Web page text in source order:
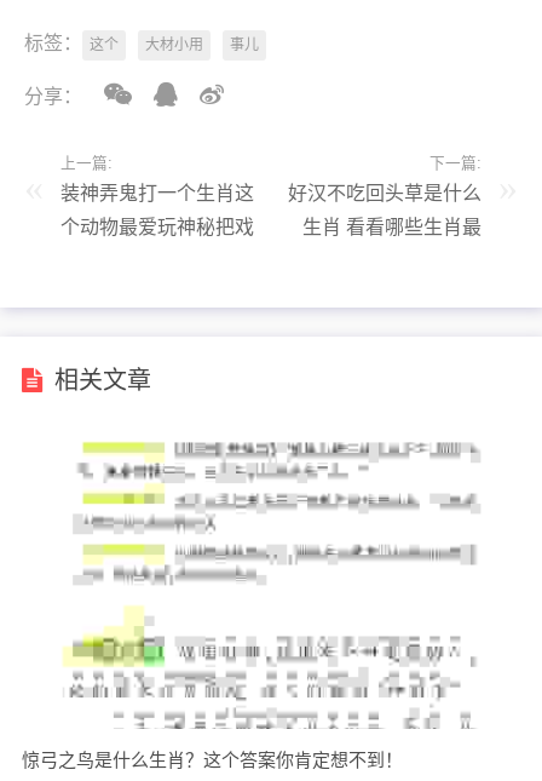
标签： 这个 大材小用 事儿
分享：
上一篇:
装神弄鬼打一个生肖这
个动物最爱玩神秘把戏
下一篇:
好汉不吃回头草是什么
生肖 看看哪些生肖最
相关文章
惊弓之鸟是什么生肖？这个答案你肯定想不到！